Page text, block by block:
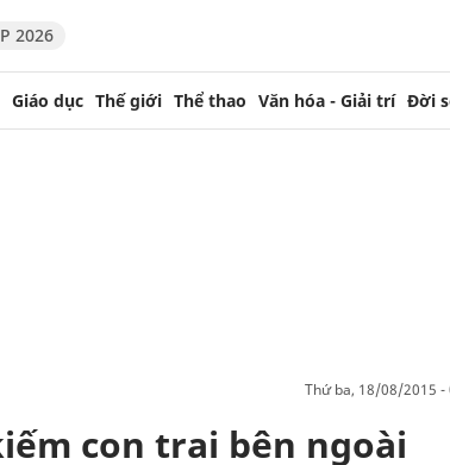
2026
Giáo dục Thế giới Thể thao Văn hóa - Giải trí Đời
thứ ba, 18/08/2015 -
con trai bên ngoài